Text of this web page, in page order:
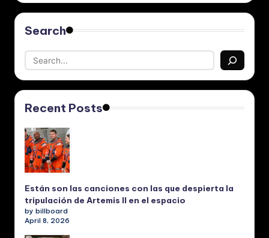
Search
Recent Posts
Están son las canciones con las que despierta la
tripulación de Artemis II en el espacio
by billboard
April 8, 2026